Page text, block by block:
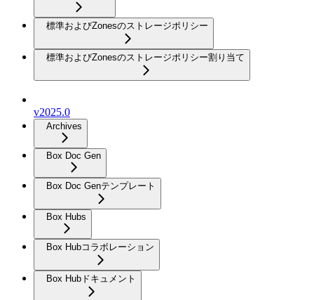
標準およびZonesのストレージポリシー
標準およびZonesのストレージポリシー割り当て
v2025.0
Archives
Box Doc Gen
Box Doc Genテンプレート
Box Hubs
Box Hubコラボレーション
Box Hubドキュメント